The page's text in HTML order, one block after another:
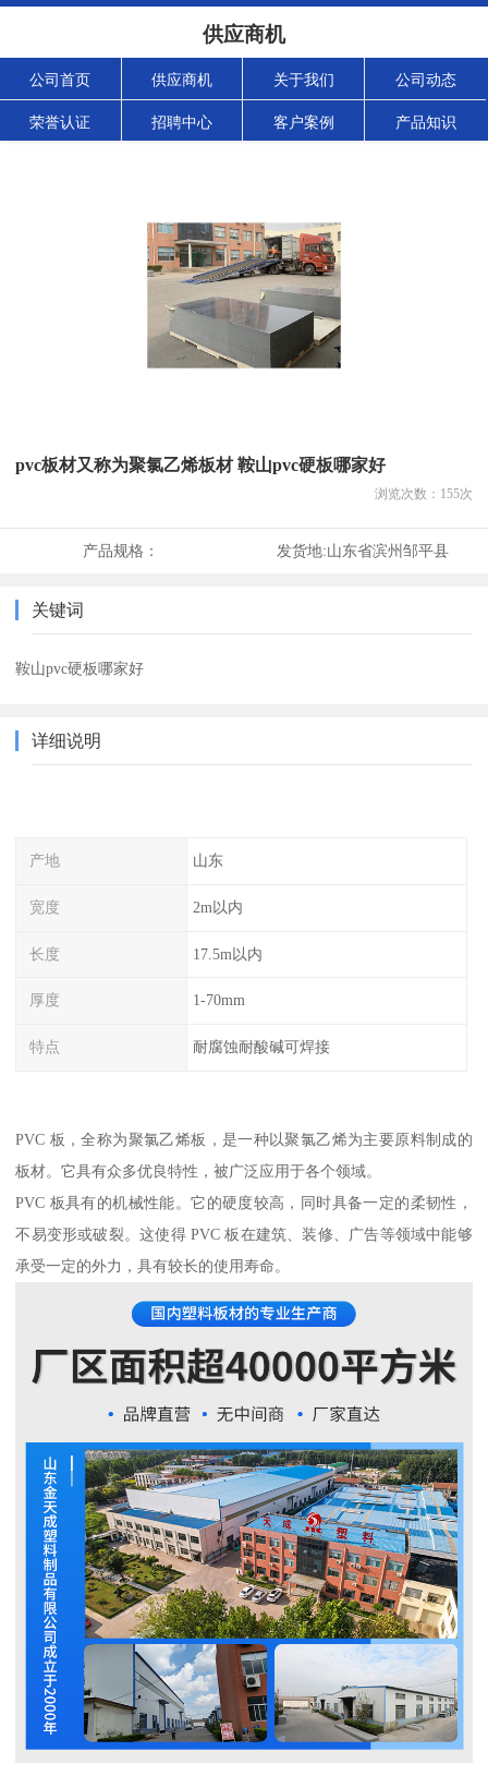
供应商机
公司首页 供应商机 关于我们 公司动态
荣誉认证 招聘中心 客户案例 产品知识
pvc板材又称为聚氯乙烯板材 鞍山pvc硬板哪家好
浏览次数： 155次
产品规格： 发货地:山东省滨州邹平县
关键词
鞍山pvc硬板哪家好
详细说明
产地 山东
宽度 2m以内
长度 17.5m以内
厚度 1-70mm
特点 耐腐蚀耐酸碱可焊接
PVC 板，全称为聚氯乙烯板，是一种以聚氯乙烯为主要原料制成的
板材。它具有众多优良特性，被广泛应用于各个领域。
PVC 板具有的机械性能。它的硬度较高，同时具备一定的柔韧性，
不易变形或破裂。这使得 PVC 板在建筑、装修、广告等领域中能够
承受一定的外力，具有较长的使用寿命。